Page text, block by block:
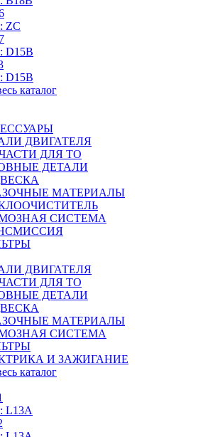
ZC
D15B
D15B
каталог
ДВИГАТЕЛЯ
ДЛЯ ТО
ДЕТАЛИ
МАТЕРИАЛЫ
СИСТЕМА
ДВИГАТЕЛЯ
ДЛЯ ТО
ДЕТАЛИ
МАТЕРИАЛЫ
СИСТЕМА
И ЗАЖИГАНИЕ
каталог
L13A